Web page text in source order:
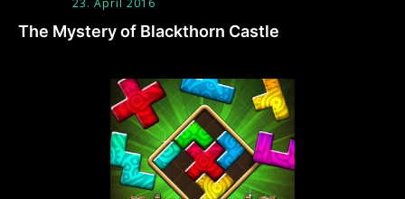
The Mystery of Blackthorn Castle